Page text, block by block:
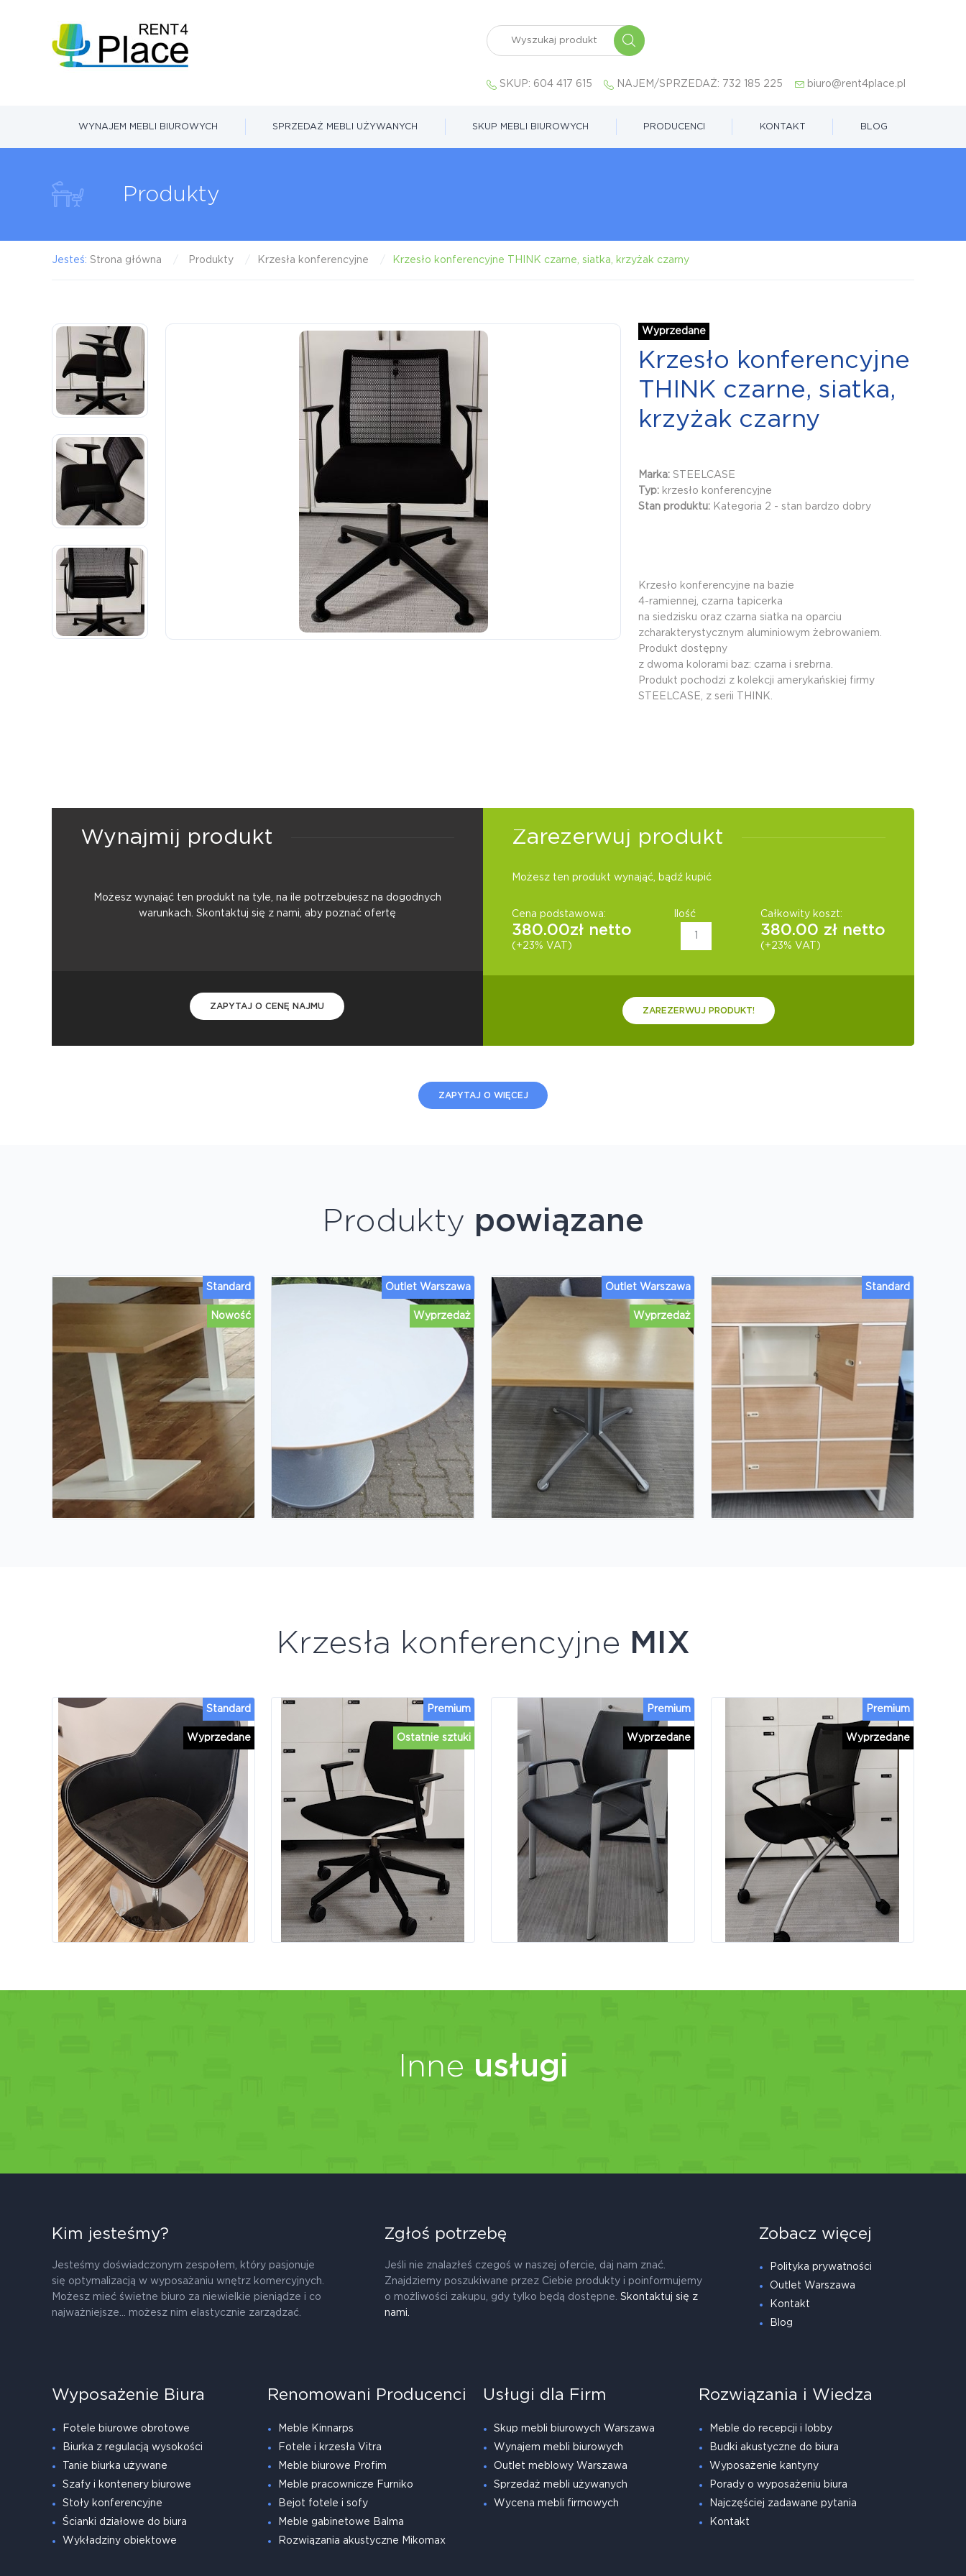
SKUP: 604 417 615 NAJEM/SPRZEDAŻ: 732 185 225 biuro@rent4place.pl
WYNAJEM MEBLI BIUROWYCH SPRZEDAŻ MEBLI UŻYWANYCH SKUP MEBLI BIUROWYCH PRODUCENCI KONTAKT BLOG
Produkty
Jesteś: Strona główna Produkty Krzesła konferencyjne Krzesło konferencyjne THINK czarne, siatka, krzyżak czarny
Wyprzedane
Krzesło konferencyjne
THINK czarne, siatka,
krzyżak czarny
Marka:STEELCASE
Typ: krzesło konferencyjne
Stan produktu: Kategoria 2 - stan bardzo dobry
Krzesło konferencyjne na bazie
4-ramiennej, czarna tapicerka
na siedzisku oraz czarna siatka na oparciu
zcharakterystycznym aluminiowym żebrowaniem.
Produkt dostępny
z dwoma kolorami baz: czarna i srebrna.
Produkt pochodzi z kolekcji amerykańskiej firmy
STEELCASE, z serii THINK.
Wynajmij produkt
Możesz wynająć ten produkt na tyle, na ile potrzebujesz na dogodnych
warunkach. Skontaktuj się z nami, aby poznać ofertę
ZAPYTAJ O CENĘ NAJMU
Zarezerwuj produkt
Możesz ten produkt wynająć, bądź kupić
Cena podstawowa:
380.00zł netto
(+23% VAT)
Ilość Całkowity koszt:
380.00 zł netto
(+23% VAT)
ZAREZERWUJ PRODUKT!
ZAPYTAJ O WIĘCEJ
Produkty powiązane
Nowość
Standard
Wyprzedaż
Outlet Warszawa
Wyprzedaż
Outlet Warszawa Standard
Krzesła konferencyjne MIX
Wyprzedane
Standard
Ostatnie sztuki
Premium
Wyprzedane
Premium
Wyprzedane
Premium
Inne usługi
Kim jesteśmy?
Jesteśmy doświadczonym zespołem, który pasjonuje
się optymalizacją w wyposażaniu wnętrz komercyjnych.
Możesz mieć świetne biuro za niewielkie pieniądze i co
najważniejsze... możesz nim elastycznie zarządzać.
Zgłoś potrzebę
Jeśli nie znalazłeś czegoś w naszej ofercie, daj nam znać.
Znajdziemy poszukiwane przez Ciebie produkty i poinformujemy
o możliwości zakupu, gdy tylko będą dostępne. Skontaktuj się z
nami.
Zobacz więcej
Polityka prywatności
Outlet Warszawa
Kontakt
Blog
Wyposażenie Biura
Fotele biurowe obrotowe
Biurka z regulacją wysokości
Tanie biurka używane
Szafy i kontenery biurowe
Stoły konferencyjne
Ścianki działowe do biura
Wykładziny obiektowe
Renomowani Producenci
Meble Kinnarps
Fotele i krzesła Vitra
Meble biurowe Profim
Meble pracownicze Furniko
Bejot fotele i sofy
Meble gabinetowe Balma
Rozwiązania akustyczne Mikomax
Usługi dla Firm
Skup mebli biurowych Warszawa
Wynajem mebli biurowych
Outlet meblowy Warszawa
Sprzedaż mebli używanych
Wycena mebli firmowych
Rozwiązania i Wiedza
Meble do recepcji i lobby
Budki akustyczne do biura
Wyposażenie kantyny
Porady o wyposażeniu biura
Najczęściej zadawane pytania
Kontakt